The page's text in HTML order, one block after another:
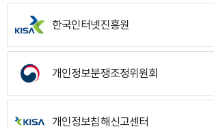
한국인터넷진흥원
개인정보분쟁조정위원회
개인정보침해신고센터